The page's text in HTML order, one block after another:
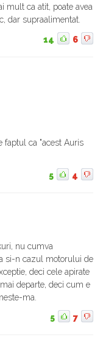
mult ca atit, poate avea
dar supraalimentat.
14 6
faptul ca "acest Auris
5 4
nu cumva
si-n cazul motorului de
deci cele apirate
departe, deci cum e
ma.
5 7